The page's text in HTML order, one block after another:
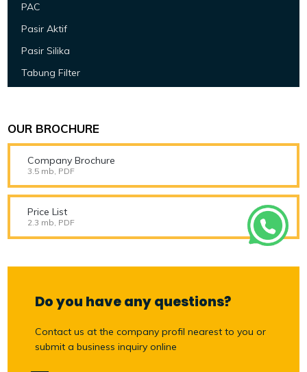
PAC
Pasir Aktif
Pasir Silika
Tabung Filter
OUR BROCHURE
Company Brochure
3.5 mb, PDF
Price List
2.3 mb, PDF
Do you have any questions?
Contact us at the company profil nearest to you or
submit a business inquiry online